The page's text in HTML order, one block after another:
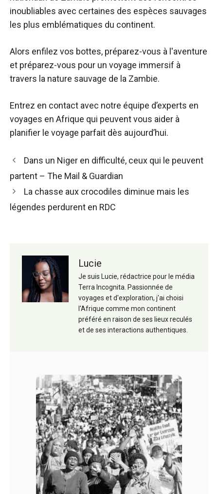
inoubliables avec certaines des espèces sauvages
les plus emblématiques du continent.
Alors enfilez vos bottes, préparez-vous à l'aventure
et préparez-vous pour un voyage immersif à
travers la nature sauvage de la Zambie.
Entrez en contact avec notre équipe d’experts en
voyages en Afrique qui peuvent vous aider à
planifier le voyage parfait dès aujourd’hui.
Navigation
des
Dans un Niger en difficulté, ceux qui le peuvent
partent – ​​The Mail & Guardian
La chasse aux crocodiles diminue mais les
légendes perdurent en RDC
Lucie
Je suis Lucie, rédactrice pour le média
Terra Incognita. Passionnée de
voyages et d'exploration, j'ai choisi
l'Afrique comme mon continent
préféré en raison de ses lieux reculés
et de ses interactions authentiques.